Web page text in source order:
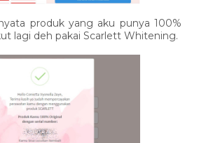
produk yang aku punya 100%
lagi deh pakai Scarlett Whitening.